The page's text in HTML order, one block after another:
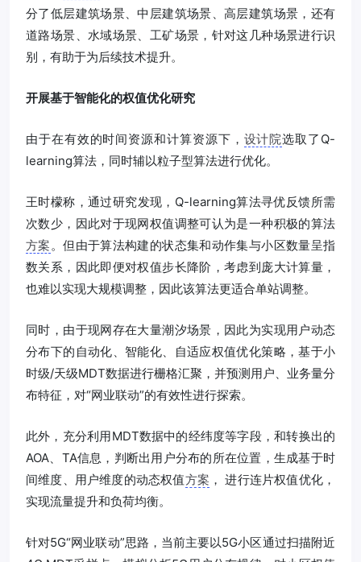
分了低层建筑场景、中层建筑场景、高层建筑场景，还有
道路场景、水域场景、工矿场景，针对这几种场景进行识
别，有助于为后续技术提升。
开展基于智能化的权值优化研究
由于在有效的时间资源和计算资源下， 设计院选取了Q-
learning算法，同时辅以粒子型算法进行优化。
王时檬称，通过研究发现，Q-learning算法寻优反馈所需
次数少，因此对于现网权值调整可认为是一种积极的算法
方案 。但由于算法构建的状态集和动作集与小区数量呈指
数关系，因此即便对权值步长降阶，考虑到庞大计算量，
也难以实现大规模调整，因此该算法更适合单站调整。
同时，由于现网存在大量潮汐场景，因此为实现用户动态
分布下的自动化、智能化、自适应权值优化策略，基于小
时级/天级MDT数据进行栅格汇聚，并预测用户、业务量分
布特征，对“网业联动”的有效性进行探索。
此外，充分利用MDT数据中的经纬度等字段，和转换出的
AOA、TA信息，判断出用户分布的所在位置，生成基于时
间维度、用户维度的动态权值方案 ， 进行连片权值优化，
实现流量提升和负荷均衡。
针对5G“网业联动”思路，当前主要以5G小区通过扫描附近